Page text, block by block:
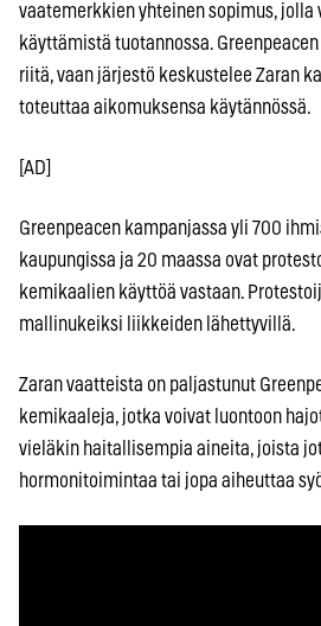
vaatemerkkien yhteinen sopimus, jolla
käyttämistä tuotannossa.
riitä, vaan järjestö keskustelee Zaran
toteuttaa aikomuksensa käytännössä.
[AD]
Greenpeacen kampanjassa yli 700
kaupungissa ja 20 maassa ovat
kemikaalien käyttöä vastaan.
mallinukeiksi liikkeiden lähettyvillä.
Zaran vaatteista on paljastunut
kemikaaleja, jotka voivat luontoon
vieläkin haitallisempia aineita, joista
hormonitoimintaa tai jopa aiheuttaa